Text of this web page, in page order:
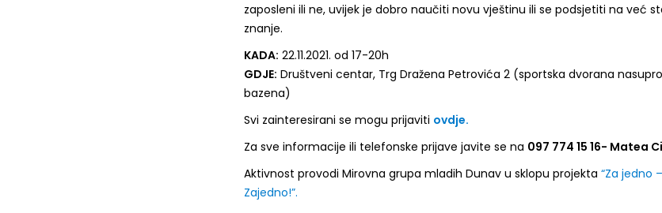
zaposleni ili ne, uvijek je dobro naučiti novu vještinu ili se podsjetiti na već
znanje.
KADA: 22.11.2021. od 17-20h
GDJE: Društveni centar, Trg Dražena Petrovića 2 (sportska dvorana
bazena)
Svi zainteresirani se mogu prijaviti ovdje.
Za sve informacije ili telefonske prijave javite se na 097 774 15 16- Matea
Aktivnost provodi Mirovna grupa mladih Dunav u sklopu projekta “Za jedno –
Zajedno!”.